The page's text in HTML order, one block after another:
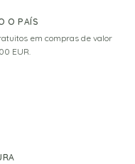
O PAÍS
em compras de valor
EUR.